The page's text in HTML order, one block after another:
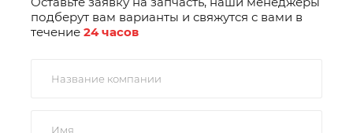
подберут вам варианты и свяжутся с вами в
течение 24 часов